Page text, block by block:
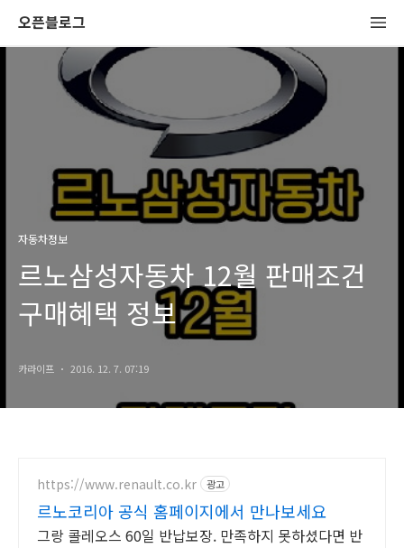
오픈블로그
자동차정보
르노삼성자동차 12월 판매조건
구매혜택 정보
카라이프 2016. 12. 7. 07:19
https://www.renault.co.kr 광고
르노코리아 공식 홈페이지에서 만나보세요
그랑 콜레오스 60일 반납보장. 만족하지 못하셨다면 반